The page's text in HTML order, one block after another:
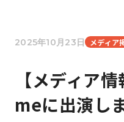
2025年10月23日 メディア
【メディア
meに出演し